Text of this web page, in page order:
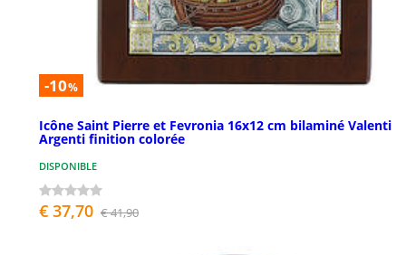
-10%
Icône Saint Pierre et Fevronia 16x12 cm bilaminé Valenti
Argenti finition colorée
DISPONIBLE
€ 37,70 € 41,90